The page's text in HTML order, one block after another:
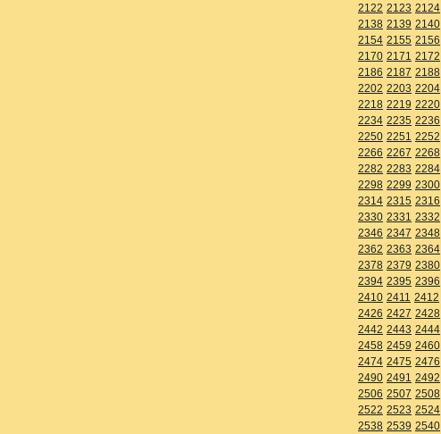
2122 2123 2124
2138 2139 2140
2154 2155 2156
2170 2171 2172
2186 2187 2188
2202 2203 2204
2218 2219 2220
2234 2235 2236
2250 2251 2252
2266 2267 2268
2282 2283 2284
2298 2299 2300
2314 2315 2316
2330 2331 2332
2346 2347 2348
2362 2363 2364
2378 2379 2380
2394 2395 2396
2410 2411 2412
2426 2427 2428
2442 2443 2444
2458 2459 2460
2474 2475 2476
2490 2491 2492
2506 2507 2508
2522 2523 2524
2538 2539 2540